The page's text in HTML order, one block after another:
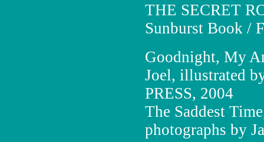
THE SECRET
Sunburst Book /
Goodnight, My
Joel, illustrated
PRESS, 2004
The Saddest
photographs by